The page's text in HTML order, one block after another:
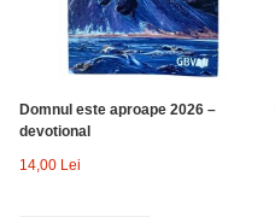
Domnul este aproape 2026 –
devotional
14,00 Lei